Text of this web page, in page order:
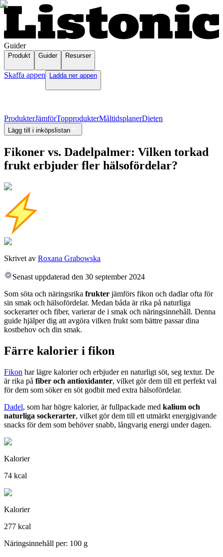
Guider
Produkt Guider Resurser
Skaffa appen Ladda ner appen
ProdukterJämförTopprodukterMåltidsplanerDieten
Lägg till i inköpslistan
Fikoner vs. Dadelpalmer: Vilken torkad
frukt erbjuder fler hälsofördelar?
Skrivet av Roxana Grabowska
Senast uppdaterad den 30 september 2024
Som söta och näringsrika frukter jämförs fikon och dadlar ofta för
sin smak och hälsofördelar. Medan båda är rika på naturliga
sockerarter och fiber, varierar de i smak och näringsinnehåll. Denna
guide hjälper dig att avgöra vilken frukt som bättre passar dina
kostbehov och din smak.
Färre kalorier i fikon
Fikon har lägre kalorier och erbjuder en naturligt söt, seg textur. De
är rika på fiber och antioxidanter, vilket gör dem till ett perfekt val
för dem som söker en söt godbit med extra hälsofördelar.
Dadel, som har högre kalorier, är fullpackade med kalium och
naturliga sockerarter, vilket gör dem till ett utmärkt energigivande
snacks för dem som behöver snabb, långvarig energi under dagen.
Kalorier
74 kcal
Kalorier
277 kcal
Näringsinnehåll per: 100 g